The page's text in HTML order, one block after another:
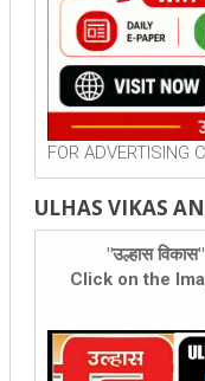
FOR ADVERTISING
ULHAS VIKAS
"उल्हास
Click on the